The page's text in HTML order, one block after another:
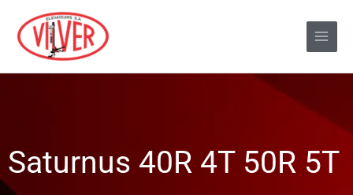
Saturnus 40R 4T 50R 5T